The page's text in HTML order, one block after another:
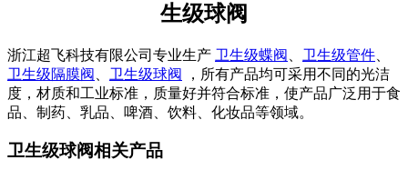
生级球阀
浙江超飞科技有限公司专业生产 卫生级蝶阀 卫生级管件
卫生级隔膜阀
卫生级球阀
，所有产品均可采用不同的光洁
度，材质和工业标准，质量好并符合标准，使产品广泛用于食
品、制药、乳品、啤酒、饮料、化妆品等领域。
卫生级球阀相关产品